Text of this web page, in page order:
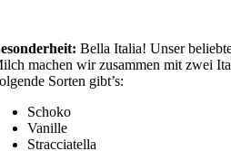
Bella Italia! Unser
machen wir zusammen mit zwei
Sorten gibt’s:
Schoko
Vanille
Stracciatella